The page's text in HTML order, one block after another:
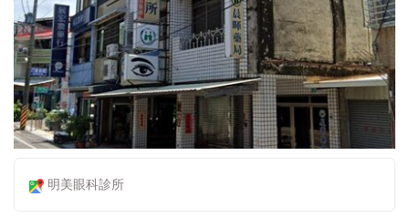
明美眼科診所